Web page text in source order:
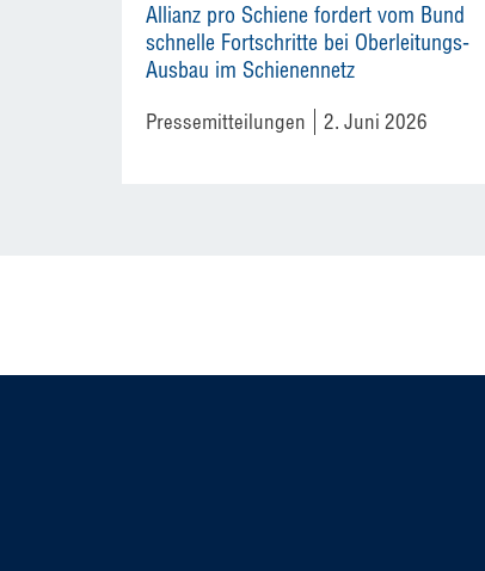
Allianz pro Schiene fordert vom Bund
schnelle Fortschritte bei Oberleitungs-
Ausbau im Schienennetz
Pressemitteilungen 2. Juni 2026